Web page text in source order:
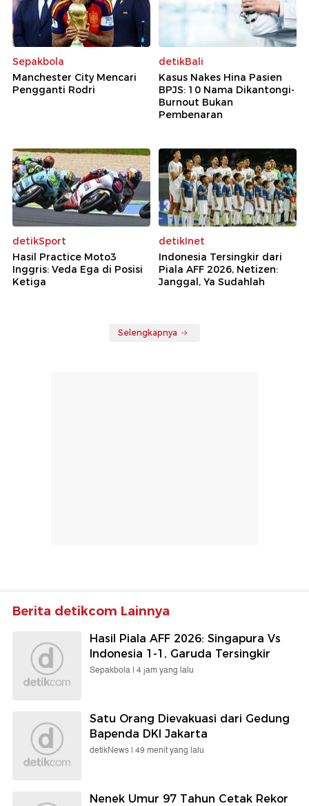
Sepakbola
Manchester City Mencari
Pengganti Rodri
detikBali
Kasus Nakes Hina Pasien
BPJS: 10 Nama Dikantongi-
Burnout Bukan
Pembenaran
detikSport
Hasil Practice Moto3
Inggris: Veda Ega di Posisi
Ketiga
detikInet
Indonesia Tersingkir dari
Piala AFF 2026, Netizen:
Janggal, Ya Sudahlah
Selengkapnya
Berita detikcom Lainnya
Hasil Piala AFF 2026: Singapura Vs
Indonesia 1-1, Garuda Tersingkir
Sepakbola | 4 jam yang lalu
Satu Orang Dievakuasi dari Gedung
Bapenda DKI Jakarta
detikNews | 49 menit yang lalu
Nenek Umur 97 Tahun Cetak Rekor